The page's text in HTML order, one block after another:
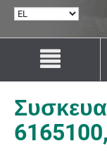
Μετάβαση
περιεχόμενο
Μετάβαση
πλοήγηση